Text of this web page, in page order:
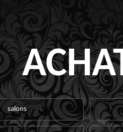
salons